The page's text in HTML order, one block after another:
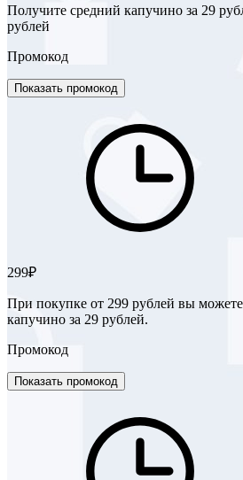
Получите средний капучино за 29
рублей
Промокод
Показать промокод
299₽
При покупке от 299 рублей вы
капучино за 29 рублей.
Промокод
Показать промокод